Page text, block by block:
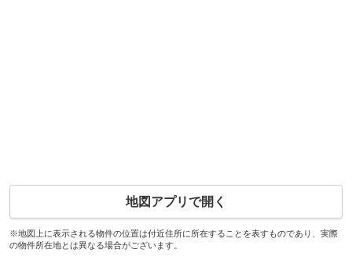
地図アプリで開く
※地図上に表示される物件の位置は付近住所に所在することを表すものであり、実際
の物件所在地とは異なる場合がございます。